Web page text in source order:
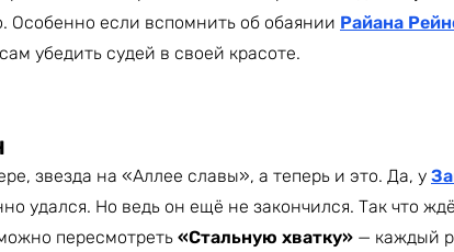
Особенно если вспомнить об обаянии Райана
убедить судей в своей красоте.
звезда на «Аллее славы», а теперь и это. Да, у
удался. Но ведь он ещё не закончился. Так что
пересмотреть «Стальную хватку» — каждый